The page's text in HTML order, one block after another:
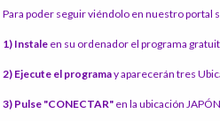
Para poder seguir viéndolo en nuestro portal
1) Instale en su ordenador el programa
2) Ejecute el programay aparecerán tres
3) Pulse "CONECTAR" en la ubicación JAPÓN